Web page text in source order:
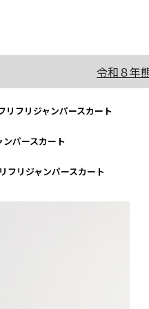
令和８年
リフリジャンパースカート
ンパースカート
フリジャンパースカート